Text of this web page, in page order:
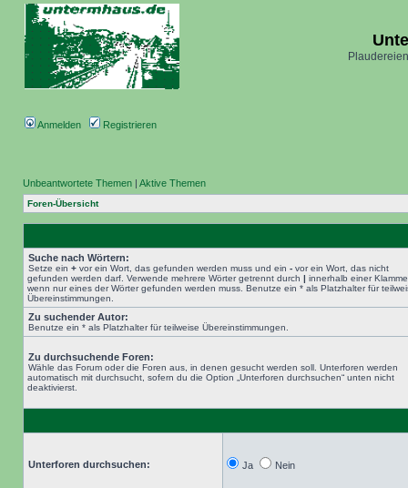
Anmelden Registrieren
Unbeantwortete Themen | Aktive Themen
Foren-Übersicht
Suche nach Wörtern:
Setze ein + vor ein Wort, das gefunden werden muss und ein - vor ein Wort, das nicht
gefunden werden darf. Verwende mehrere Wörter getrennt durch | innerhalb einer
wenn nur eines der Wörter gefunden werden muss. Benutze ein * als Platzhalter für
Übereinstimmungen.
Zu suchender Autor:
Benutze ein * als Platzhalter für teilweise Übereinstimmungen.
Zu durchsuchende Foren:
Wähle das Forum oder die Foren aus, in denen gesucht werden soll. Unterforen werden
automatisch mit durchsucht, sofern du die Option „Unterforen durchsuchen“ unten nicht
deaktivierst.
Unterforen durchsuchen: Ja Nein